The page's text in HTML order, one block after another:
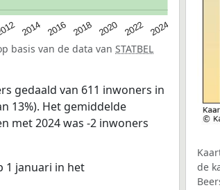
2014 2016 2018 2020 2022 2024
basis van de data van STATBEL
gedaald van 611 inwoners in
13%). Het gemiddelde
met 2024 was -2 inwoners
1 januari in het
de